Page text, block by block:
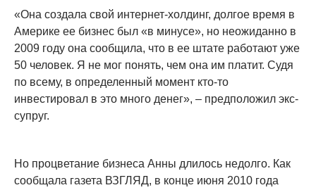
«Она создала свой интернет-холдинг, долгое время в
Америке ее бизнес был «в минусе», но неожиданно в
2009 году она сообщила, что в ее штате работают уже
50 человек. Я не мог понять, чем она им платит. Судя
по всему, в определенный момент кто-то
инвестировал в это много денег», – предположил экс-
супруг.
Но процветание бизнеса Анны длилось недолго. Как
сообщала газета ВЗГЛЯД, в конце июня 2010 года